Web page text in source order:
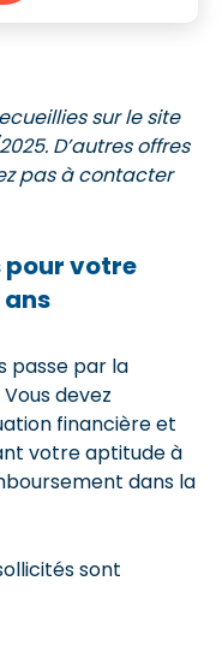
sur le site
D’autres offres
pas à contacter
pour votre
passe par la
devez
financière et
votre aptitude à
dans la
sont